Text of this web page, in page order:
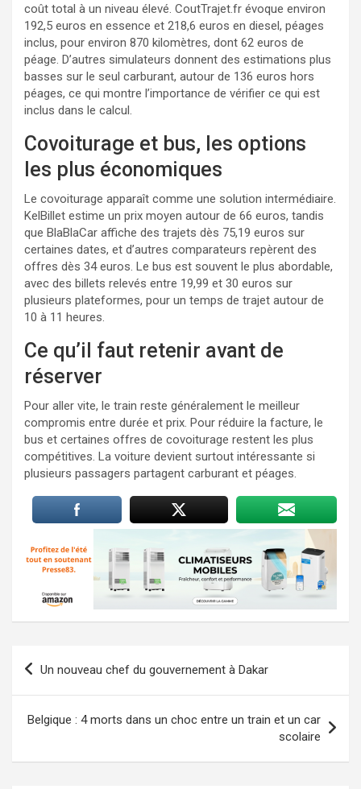
coût total à un niveau élevé. CoutTrajet.fr évoque environ
192,5 euros en essence et 218,6 euros en diesel, péages
inclus, pour environ 870 kilomètres, dont 62 euros de
péage. D’autres simulateurs donnent des estimations plus
basses sur le seul carburant, autour de 136 euros hors
péages, ce qui montre l’importance de vérifier ce qui est
inclus dans le calcul.
Covoiturage et bus, les options
les plus économiques
Le covoiturage apparaît comme une solution intermédiaire.
KelBillet estime un prix moyen autour de 66 euros, tandis
que BlaBlaCar affiche des trajets dès 75,19 euros sur
certaines dates, et d’autres comparateurs repèrent des
offres dès 34 euros. Le bus est souvent le plus abordable,
avec des billets relevés entre 19,99 et 30 euros sur
plusieurs plateformes, pour un temps de trajet autour de
10 à 11 heures.
Ce qu’il faut retenir avant de
réserver
Pour aller vite, le train reste généralement le meilleur
compromis entre durée et prix. Pour réduire la facture, le
bus et certaines offres de covoiturage restent les plus
compétitives. La voiture devient surtout intéressante si
plusieurs passagers partagent carburant et péages.
Navigation
Un nouveau chef du gouvernement à Dakar
Belgique : 4 morts dans un choc entre un train et un car
scolaire